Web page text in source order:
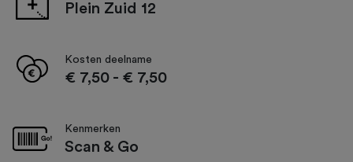
Plein Zuid 12
Kosten deelname
€ 7,50 - € 7,50
Kenmerken
Scan & Go